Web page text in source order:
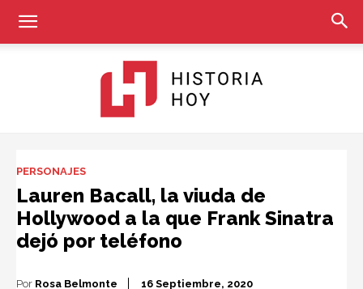
Hoy
PERSONAJES
Lauren Bacall, la viuda de
Hollywood a la que Frank Sinatra
dejó por teléfono
Por Rosa Belmonte 16 Septiembre, 2020